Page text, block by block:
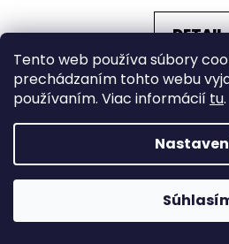
Tento web používa súbory
prechádzaním tohto webu
používaním. Viac informácií tu.
DETAIL